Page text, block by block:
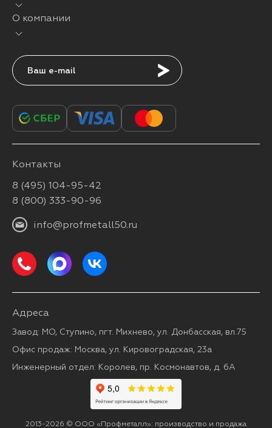
О компании
Подписаться
Контакты
8 (495) 104-95-42
8 (800) 333-90-96
info@profmetall50.ru
Адреса
Завод: МО, Ступино, пгт. Михнево, ул. Донбасская, вл.75
Офис продаж: Москва, ул. Кировоградская, 23а
Инженерный отдел: Королев, пр. Космонавтов, д. 6А
2013-2026 © ООО «Профметалл»: производство и продажа